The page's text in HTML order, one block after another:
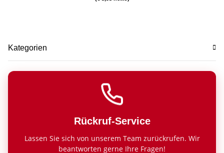
Kategorien
Rückruf-Service
Lassen Sie sich von unserem Team zurückrufen. Wir
beantworten gerne Ihre Fragen!